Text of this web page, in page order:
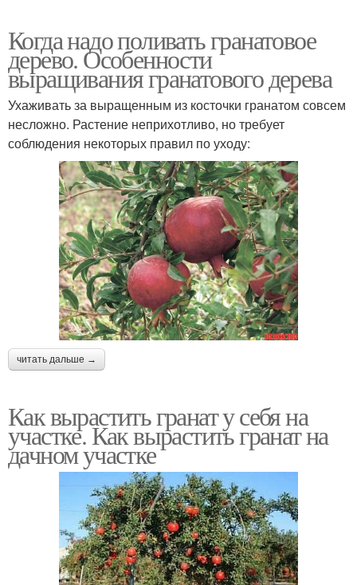
Когда надо поливать гранатовое
дерево. Особенности
выращивания гранатового дерева
Ухаживать за выращенным из косточки гранатом совсем
несложно. Растение неприхотливо, но требует
соблюдения некоторых правил по уходу:
читать дальше →
Как вырастить гранат у себя на
участке. Как вырастить гранат на
дачном участке